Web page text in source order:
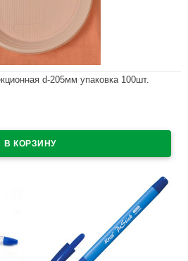
d-205мм упаковка 100шт.